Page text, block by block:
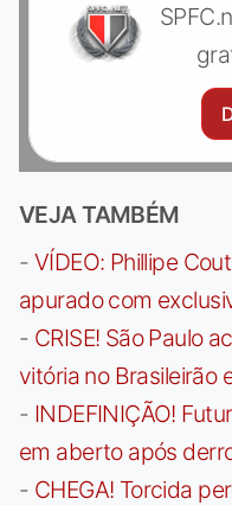
VEJA TAMBÉM
- VÍDEO: Phillipe
apurado com
- CRISE! São Paulo
vitória no Brasileirão
- INDEFINIÇÃO!
em aberto após
- CHEGA! Torcida